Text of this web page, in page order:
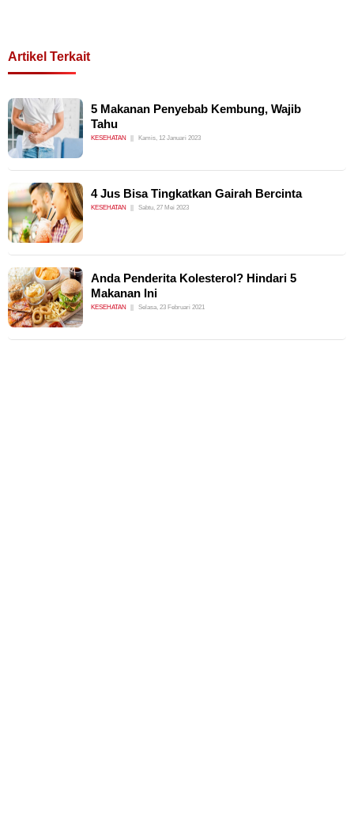
Artikel Terkait
5 Makanan Penyebab Kembung, Wajib
Tahu
KESEHATAN Kamis, 12 Januari 2023
4 Jus Bisa Tingkatkan Gairah Bercinta
KESEHATAN Sabtu, 27 Mei 2023
Anda Penderita Kolesterol? Hindari 5
Makanan Ini
KESEHATAN Selasa, 23 Februari 2021